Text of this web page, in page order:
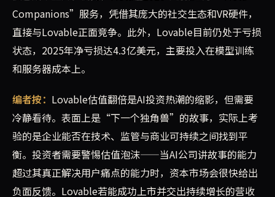
Companions”服务，凭借其庞大的社交生态和VR硬件，
直接与Lovable正面竞争。此外，Lovable目前仍处于亏损
状态，2025年净亏损达4.3亿美元，主要投入在模型训练
和服务器成本上。
编者按： Lovable估值翻倍是AI投资热潮的缩影，但需要
冷静看待。表面上是“下一个独角兽”的故事，实际上考
验的是企业能否在技术、监管与商业可持续之间找到平
衡。投资者需要警惕估值泡沫——当AI公司讲故事的能力
超过其真正解决用户痛点的能力时，资本市场会很快给出
负面反馈。Lovable若能成功上市并交出持续增长的营收